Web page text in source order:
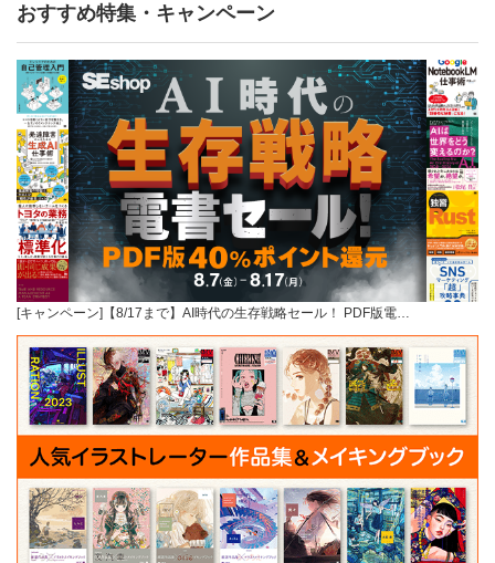
おすすめ特集・キャンペーン
[キャンペーン]【8/17まで】AI時代の生存戦略セール！ PDF版電…